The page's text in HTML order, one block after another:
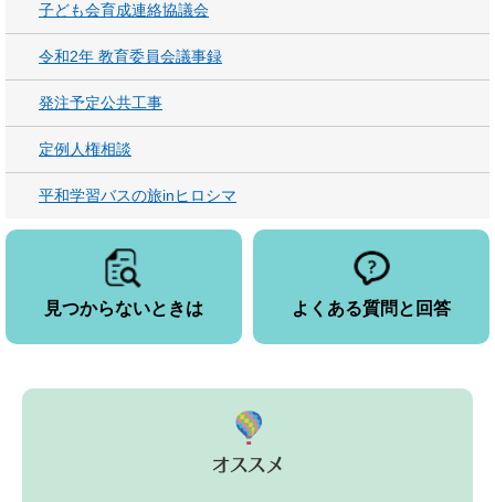
子ども会育成連絡協議会
令和2年 教育委員会議事録
発注予定公共工事
定例人権相談
平和学習バスの旅inヒロシマ
見つからないときは よくある質問と回答